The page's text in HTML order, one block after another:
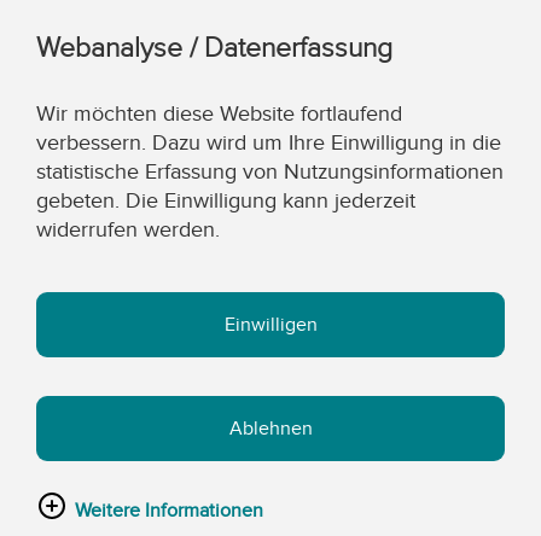
Webanalyse / Datenerfassung
Wir möchten diese Website fortlaufend
verbessern. Dazu wird um Ihre Einwilligung in die
statistische Erfassung von Nutzungsinformationen
gebeten. Die Einwilligung kann jederzeit
widerrufen werden.
Einwilligen
Ablehnen
Weitere Informationen